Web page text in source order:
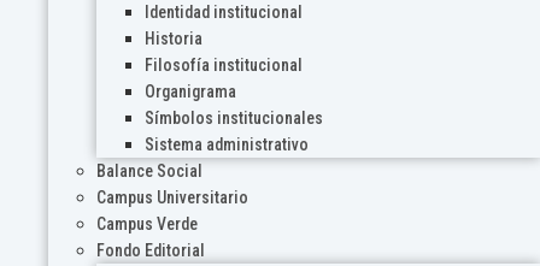
Identidad institucional
Historia
Filosofía institucional
Organigrama
Símbolos institucionales
Sistema administrativo
Balance Social
Campus Universitario
Campus Verde
Fondo Editorial